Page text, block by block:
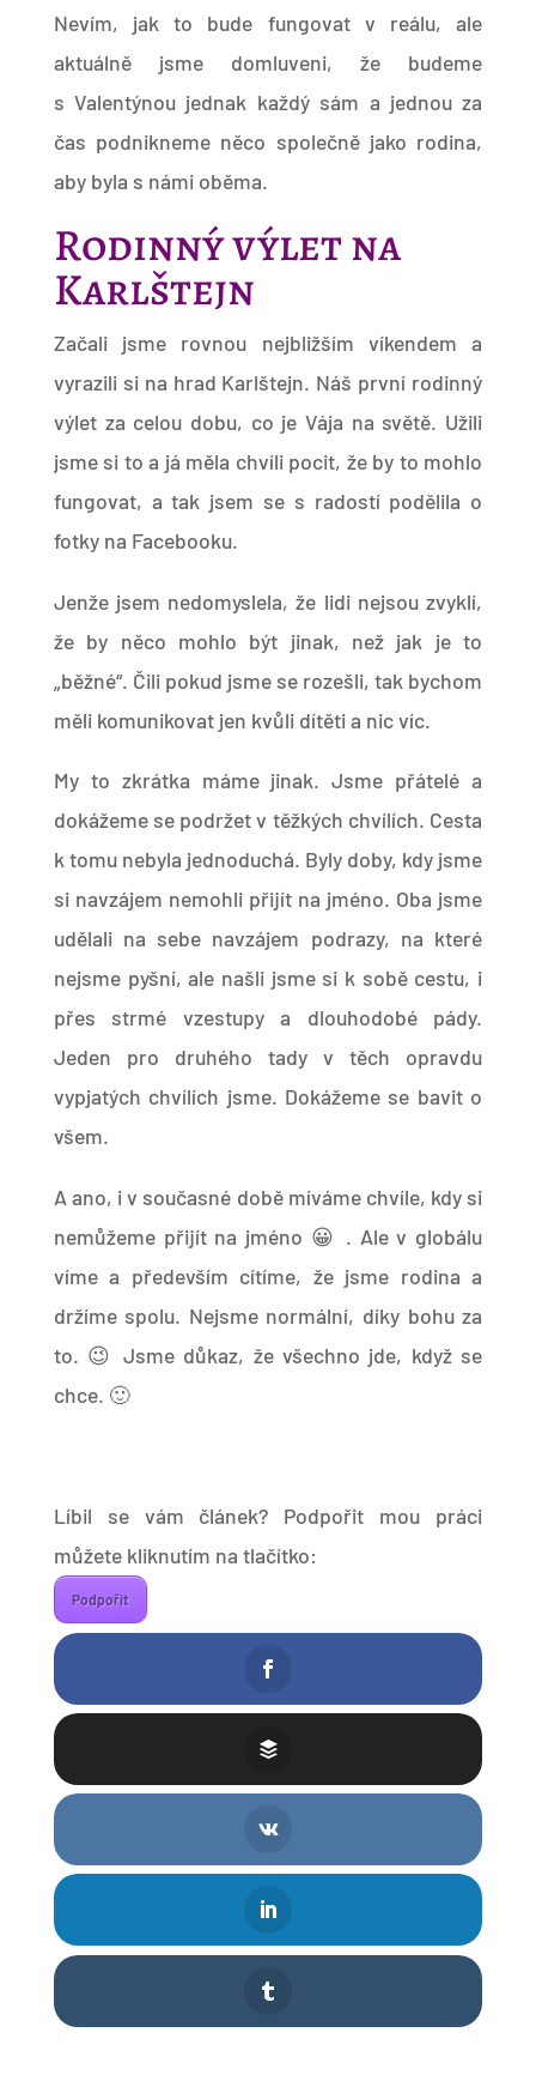
Nevím, jak to bude fungovat v reálu, ale
aktuálně jsme domluveni, že budeme
s Valentýnou jednak každý sám a jednou za
čas podnikneme něco společně jako rodina,
aby byla s námi oběma.
Rodinný výlet na
Karlštejn
Začali jsme rovnou nejbližším víkendem a
vyrazili si na hrad Karlštejn. Náš první rodinný
výlet za celou dobu, co je Vája na světě. Užili
jsme si to a já měla chvíli pocit, že by to mohlo
fungovat, a tak jsem se s radostí podělila o
fotky na Facebooku.
Jenže jsem nedomyslela, že lidi nejsou zvyklí,
že by něco mohlo být jinak, než jak je to
„běžné“. Čili pokud jsme se rozešli, tak bychom
měli komunikovat jen kvůli dítěti a nic víc.
My to zkrátka máme jinak. Jsme přátelé a
dokážeme se podržet v těžkých chvílích. Cesta
k tomu nebyla jednoduchá. Byly doby, kdy jsme
si navzájem nemohli přijít na jméno. Oba jsme
udělali na sebe navzájem podrazy, na které
nejsme pyšní, ale našli jsme si k sobě cestu, i
přes strmé vzestupy a dlouhodobé pády.
Jeden pro druhého tady v těch opravdu
vypjatých chvílích jsme. Dokážeme se bavit o
všem.
A ano, i v současné době míváme chvíle, kdy si
nemůžeme přijít na jméno 😀 . Ale v globálu
víme a především cítíme, že jsme rodina a
držíme spolu. Nejsme normální, díky bohu za
to. 😉 Jsme důkaz, že všechno jde, když se
chce. 🙂
Líbil se vám článek? Podpořit mou práci
můžete kliknutím na tlačítko:
Podpořit